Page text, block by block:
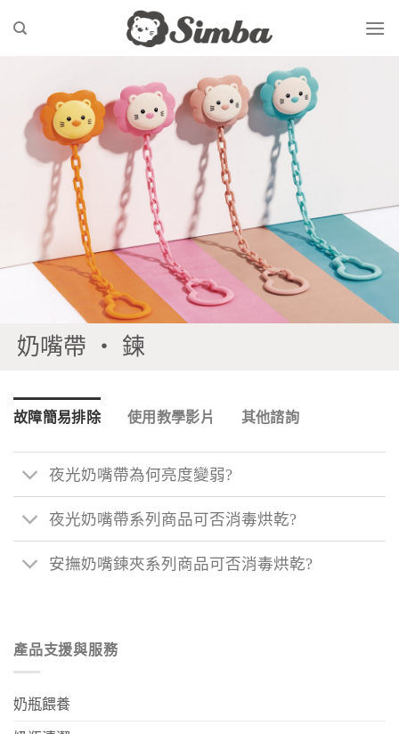
奶嘴帶 ‧ 鍊
產品支援與服務
奶瓶餵養
故障簡易排除 使用教學影片 其他諮詢
夜光奶嘴帶為何亮度變弱?
夜光奶嘴帶系列商品可否消毒烘乾?
安撫奶嘴鍊夾系列商品可否消毒烘乾?